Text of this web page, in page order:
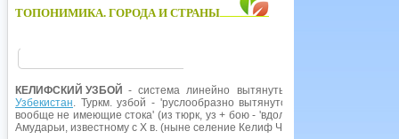
ТОПОНИМИКА. ГОРОДА И СТРАНЫ
КЕЛИФСКИЙ УЗБОЙ - система линейно вытянутых солончаковых
Узбекистан. Туркм. узбой - 'руслообразно вытянутое понижение,
вообще не имеющие стока' (из тюрк, уз + бою - 'вдоль воды').
Амударьи, известному с X в. (ныне селение Келиф Чаршангинского р-на